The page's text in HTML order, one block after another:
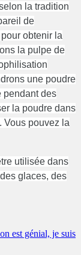
la tradition
de
obtenir la
la pulpe de
une poudre
pendant des
la poudre dans
Vous pouvez la
utilisée dans
glaces, des
est génial, je suis